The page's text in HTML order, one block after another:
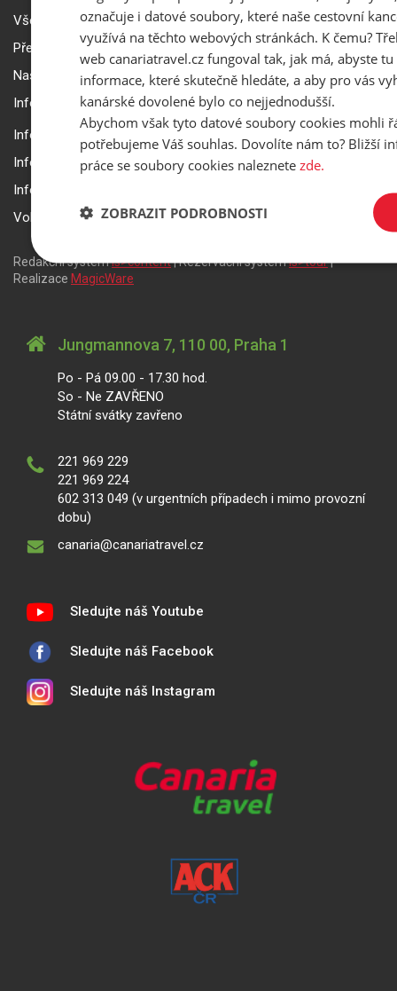
Všeobecné smluvní podmínky a reklamační řád
Přepravní podmínky Smartwings
Nastavení a ochrana soukromí
Informace k rezervaci zájezdu
Informace k pojištění
Informace k letecké přepravě
Informace k ubytování a pobytu
Volitelné doplňkové služby
Redakční systémis>content| Rezervační systémis>tour|
Realizace MagicWare
Jungmannova 7, 110 00, Praha 1
Po - Pá 09.00 - 17.30 hod.
So - Ne ZAVŘENO
Státní svátky zavřeno
221 969 229
221 969 224
602 313 049 (v urgentních případech i mimo provozní
dobu)
canaria@canariatravel.cz
Sledujte náš Youtube
Sledujte náš Facebook
Sledujte náš Instagram
označuje i datové soubory, které naše cestovní
využívá na těchto webových stránkách. K čemu?
web canariatravel.cz fungoval tak, jak má, abyste
informace, které skutečně hledáte, a aby pro vás
kanárské dovolené bylo co nejjednodušší.
Abychom však tyto datové soubory cookies mohli
potřebujeme Váš souhlas. Dovolíte nám to? Bližší
práce se soubory cookies naleznete zde.
ZOBRAZIT PODROBNOSTI